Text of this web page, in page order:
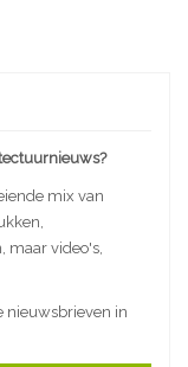
mix van
maar video's,
nieuwsbrieven in